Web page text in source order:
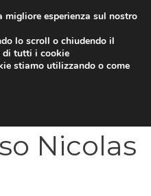
Nicolas
esperienza sul nostro
lo scroll o chiudendo il
di tutti i cookie
stiamo utilizzando o come